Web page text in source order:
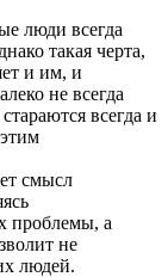
люди всегда
такая черта,
и им, и
не всегда
всегда и
смысл
проблемы, а
не
людей.